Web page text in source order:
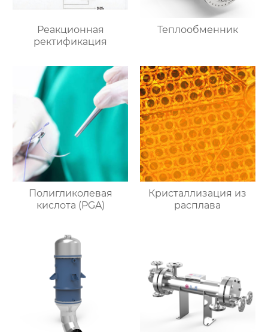
Реакционная
ректификация
Теплообменник
Полигликолевая
кислота (PGA)
Кристаллизация из
расплава